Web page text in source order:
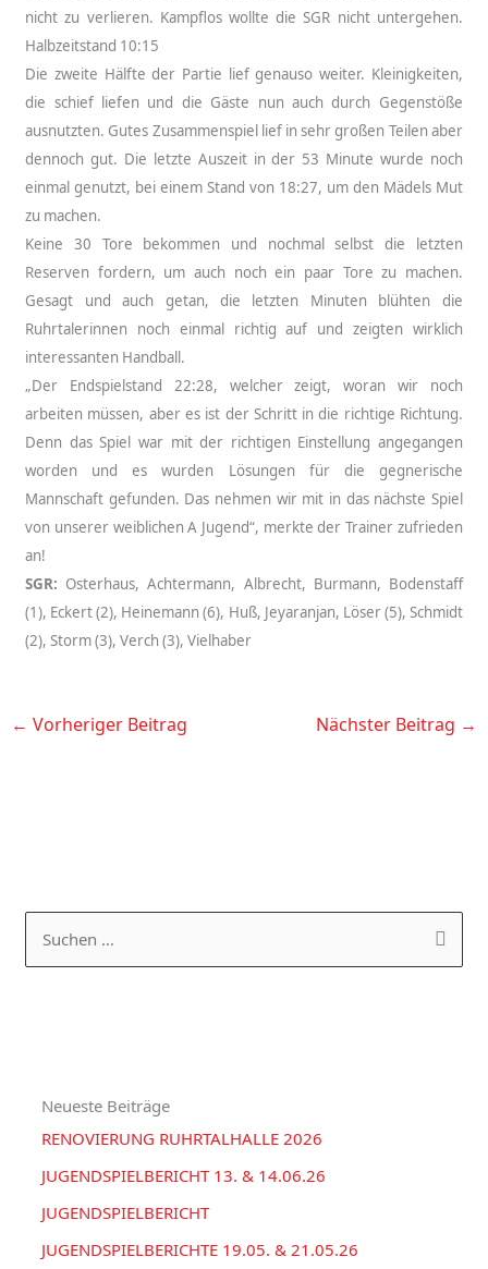
nicht zu verlieren. Kampflos wollte die SGR nicht untergehen.
Halbzeitstand 10:15
Die zweite Hälfte der Partie lief genauso weiter. Kleinigkeiten,
die schief liefen und die Gäste nun auch durch Gegenstöße
ausnutzten. Gutes Zusammenspiel lief in sehr großen Teilen aber
dennoch gut. Die letzte Auszeit in der 53 Minute wurde noch
einmal genutzt, bei einem Stand von 18:27, um den Mädels Mut
zu machen.
Keine 30 Tore bekommen und nochmal selbst die letzten
Reserven fordern, um auch noch ein paar Tore zu machen.
Gesagt und auch getan, die letzten Minuten blühten die
Ruhrtalerinnen noch einmal richtig auf und zeigten wirklich
interessanten Handball.
„Der Endspielstand 22:28, welcher zeigt, woran wir noch
arbeiten müssen, aber es ist der Schritt in die richtige Richtung.
Denn das Spiel war mit der richtigen Einstellung angegangen
worden und es wurden Lösungen für die gegnerische
Mannschaft gefunden. Das nehmen wir mit in das nächste Spiel
von unserer weiblichen A Jugend“, merkte der Trainer zufrieden
an!
SGR: Osterhaus, Achtermann, Albrecht, Burmann, Bodenstaff
(1), Eckert (2), Heinemann (6), Huß, Jeyaranjan, Löser (5), Schmidt
(2), Storm (3), Verch (3), Vielhaber
← Vorheriger Beitrag Nächster Beitrag →
Neueste Beiträge
RENOVIERUNG RUHRTALHALLE 2026
JUGENDSPIELBERICHT 13. & 14.06.26
JUGENDSPIELBERICHT
JUGENDSPIELBERICHTE 19.05. & 21.05.26